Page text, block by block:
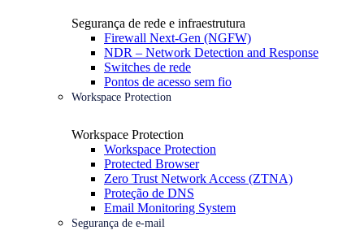
Segurança de rede e infraestrutura
Firewall Next-Gen (NGFW)
NDR – Network Detection and Response
Switches de rede
Pontos de acesso sem fio
Workspace Protection
Workspace Protection
Workspace Protection
Protected Browser
Zero Trust Network Access (ZTNA)
Proteção de DNS
Email Monitoring System
Segurança de e-mail